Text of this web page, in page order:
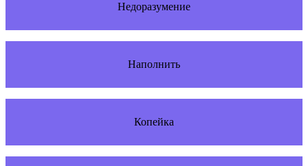
Недоразумение
Наполнить
Копейка